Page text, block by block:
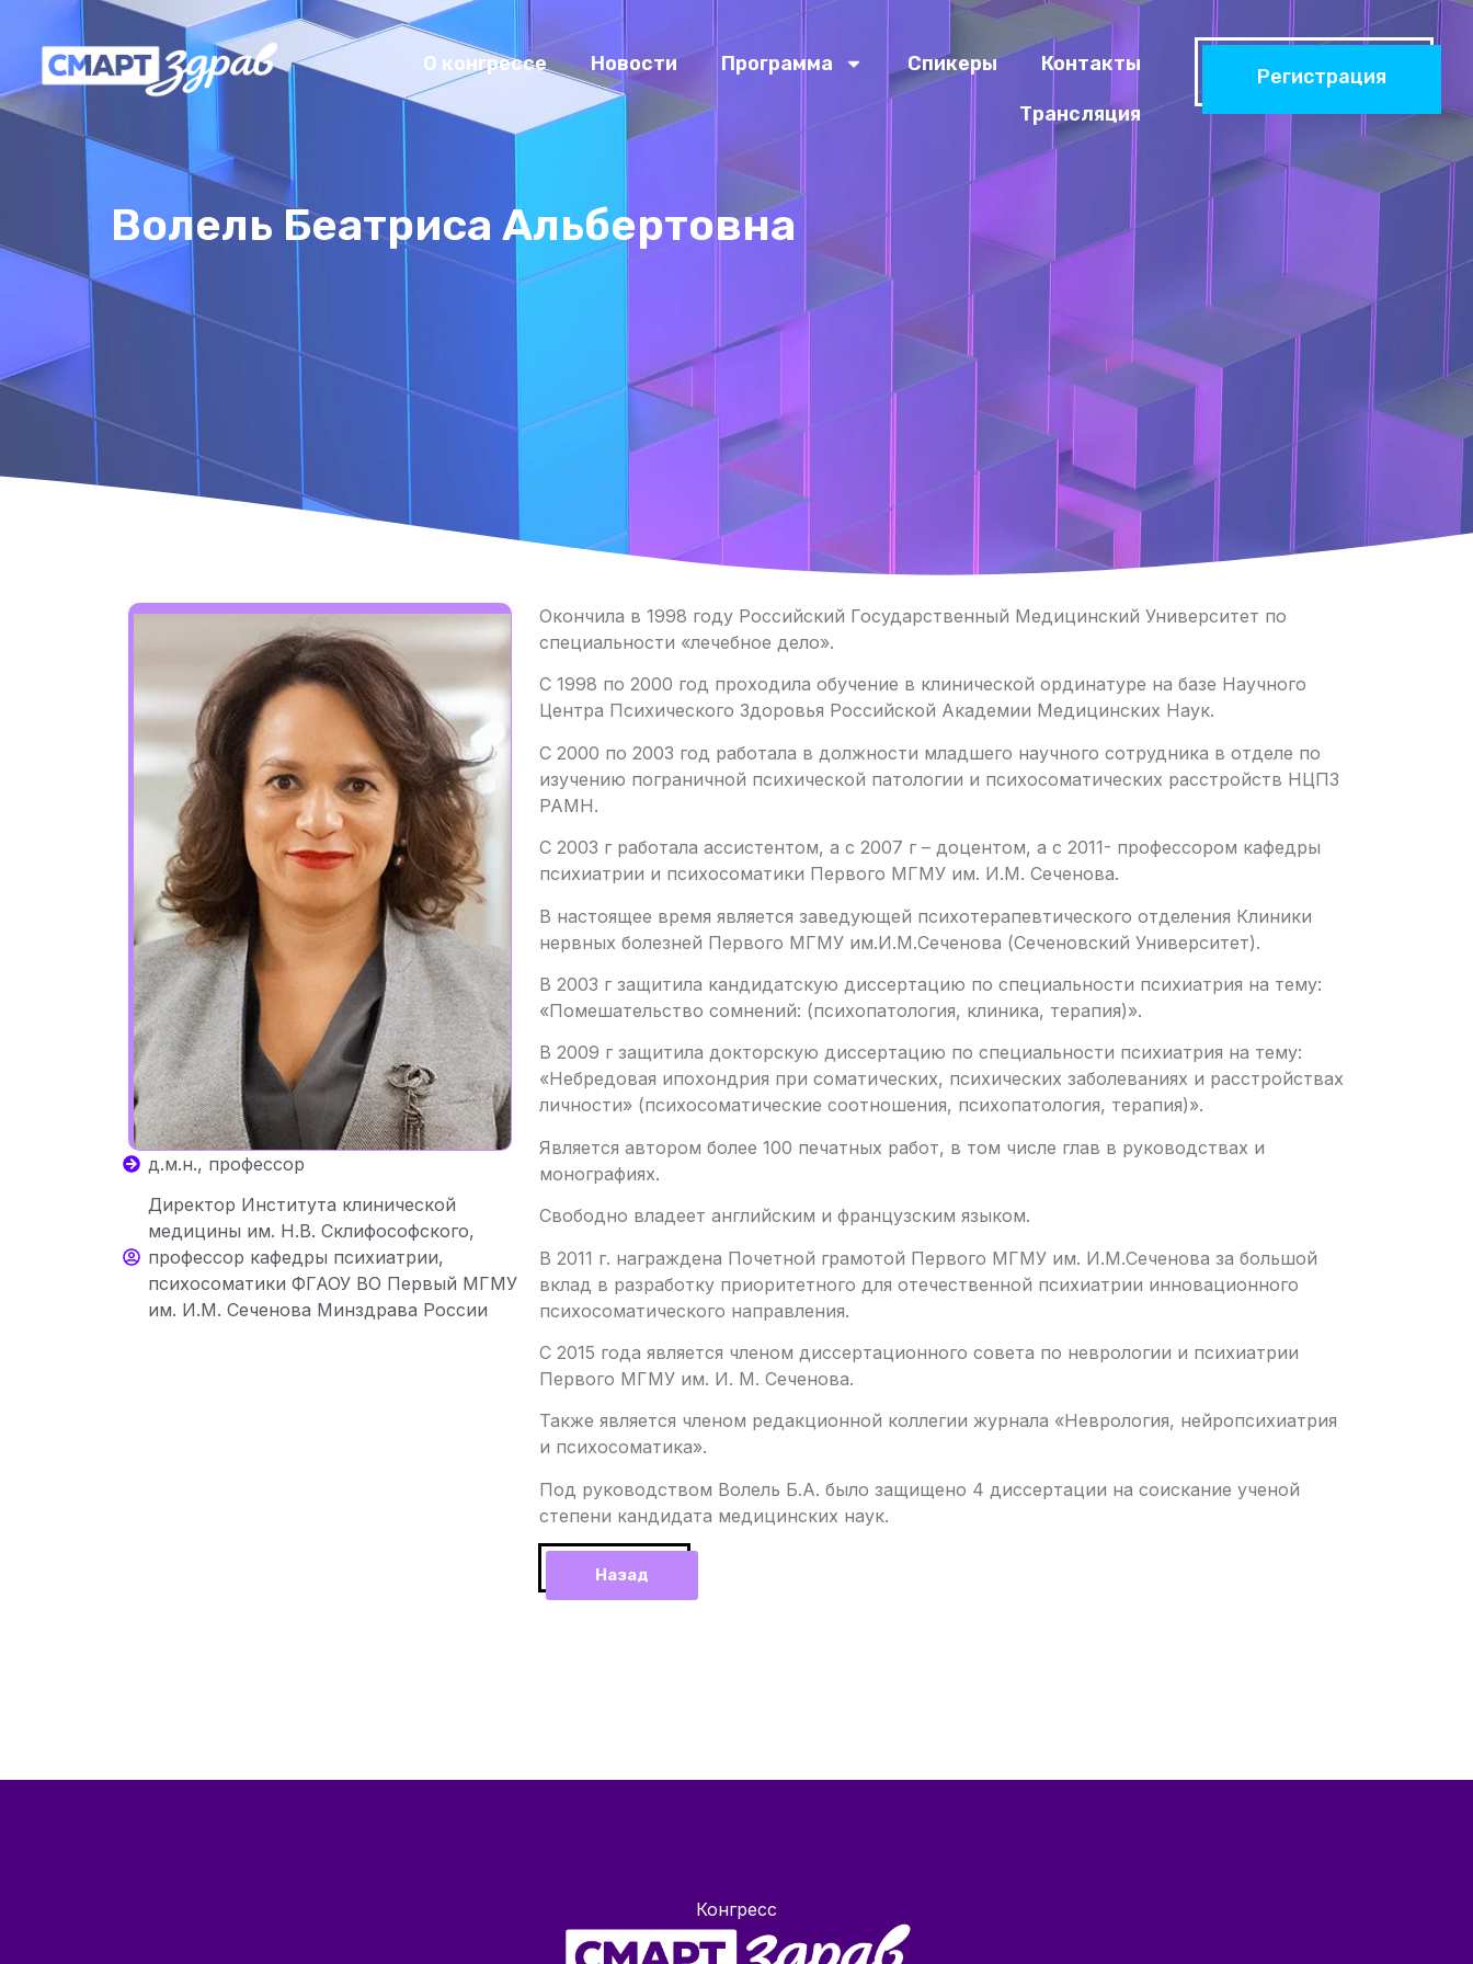
О конгрессе Новости Программа Спикеры Контакты
Трансляция
Регистрация
Волель Беатриса Альбертовна
д.м.н., профессор
Директор Института клинической
медицины им. Н.В. Склифософского,
профессор кафедры психиатрии,
психосоматики ФГАОУ ВО Первый МГМУ
им. И.М. Сеченова Минздрава России
Окончила в 1998 году Российский Государственный Медицинский Университет по
специальности «лечебное дело».
С 1998 по 2000 год проходила обучение в клинической ординатуре на базе Научного
Центра Психического Здоровья Российской Академии Медицинских Наук.
С 2000 по 2003 год работала в должности младшего научного сотрудника в отделе по
изучению пограничной психической патологии и психосоматических расстройств НЦПЗ
РАМН.
С 2003 г работала ассистентом, а с 2007 г – доцентом, а с 2011- профессором кафедры
психиатрии и психосоматики Первого МГМУ им. И.М. Сеченова.
В настоящее время является заведующей психотерапевтического отделения Клиники
нервных болезней Первого МГМУ им.И.М.Сеченова (Сеченовский Университет).
В 2003 г защитила кандидатскую диссертацию по специальности психиатрия на тему:
«Помешательство сомнений: (психопатология, клиника, терапия)».
В 2009 г защитила докторскую диссертацию по специальности психиатрия на тему:
«Небредовая ипохондрия при соматических, психических заболеваниях и расстройствах
личности» (психосоматические соотношения, психопатология, терапия)».
Является автором более 100 печатных работ, в том числе глав в руководствах и
монографиях.
Свободно владеет английским и французским языком.
В 2011 г. награждена Почетной грамотой Первого МГМУ им. И.М.Сеченова за большой
вклад в разработку приоритетного для отечественной психиатрии инновационного
психосоматического направления.
С 2015 года является членом диссертационного совета по неврологии и психиатрии
Первого МГМУ им. И. М. Сеченова.
Также является членом редакционной коллегии журнала «Неврология, нейропсихиатрия
и психосоматика».
Под руководством Волель Б.А. было защищено 4 диссертации на соискание ученой
степени кандидата медицинских наук.
Назад
Конгресс